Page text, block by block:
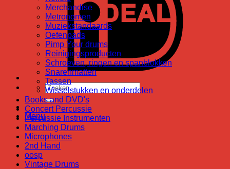
Zoeken
naar:
Menu
Merchandise
Metronomen
Muziekstandaards
Oefenpads
Pimp Your drums
Reinigingsproducten
Schroeven, ringen en spanblokken
Snarenmatten
Tassen
Wisselstukken en onderdelen
Books and DVD's
Concert Percussie
Percussie Instrumenten
Marching Drums
Microphones
2nd Hand
oosp
Vintage Drums